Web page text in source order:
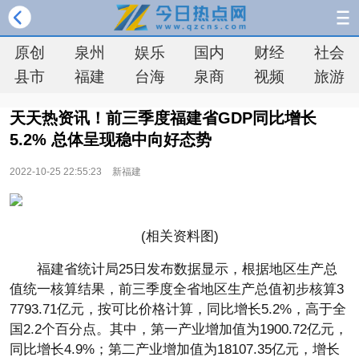
原创 泉州 娱乐 国内 财经
社会
县市
福建 台海 泉商 视频 旅游
天天热资讯！前三季度福建省GDP同比增长
5.2% 总体呈现稳中向好态势
2022-10-25 22:55:23 新福建
(相关资料图)
福建省统计局25日发布数据显示，根据地区生产总
值统一核算结果，前三季度全省地区生产总值初步核算3
7793.71亿元，按可比价格计算，同比增长5.2%，高于全
国2.2个百分点。其中，第一产业增加值为1900.72亿元，
同比增长4.9%；第二产业增加值为18107.35亿元，增长